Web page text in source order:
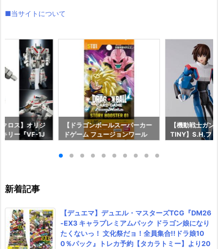
■当サイトについて
ロス】オリジ
リー『VF-1J
【ドラゴンボールスーパーカー
ドゲーム フュージョンワール
［ST01］ストーリーブースタ
【機動戦士ガン
TINY】S.H.フ
新着記事
【デュエマ】デュエル・マスターズTCG『DM26
-EX3 キャラプレミアムパック ドラゴン娘になり
たくないっ！ 文化祭だョ！全員集合!!ドラ娘10
0％パック』トレカ予約【タカラトミー】より20